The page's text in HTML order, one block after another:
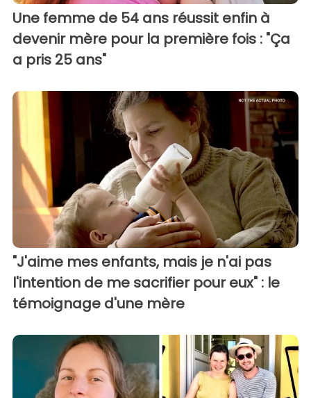
Une femme de 54 ans réussit enfin à
devenir mère pour la première fois : "Ça
a pris 25 ans"
"J'aime mes enfants, mais je n'ai pas
l'intention de me sacrifier pour eux" : le
témoignage d'une mère